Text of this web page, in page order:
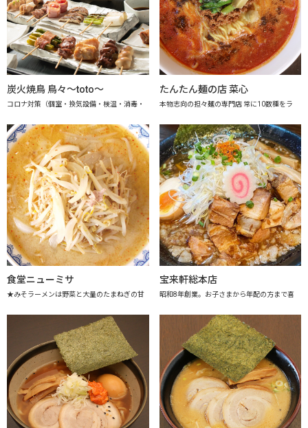
炭火焼鳥 鳥々～toto～
コロナ対策（個室・換気設備・検温・消毒・
たんたん麺の店 菜心
本物志向の担々麺の専門店 常に10数種をラ
食堂ニューミサ
★みそラーメンは野菜と大量のたまねぎの甘
宝来軒総本店
昭和8年創業。お子さまから年配の方まで喜